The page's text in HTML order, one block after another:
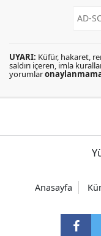
UYARI: Küfür, hakaret,
saldırı içeren, imla
yorumlar
Anasayfa